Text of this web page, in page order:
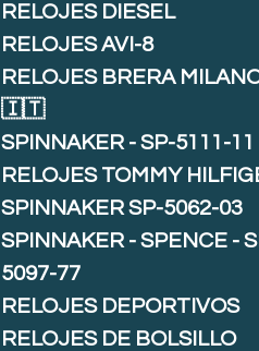
RELOJES DIESEL
RELOJES AVI-8
RELOJES BRERA
🇮🇹
SPINNAKER - SP-5111-11
RELOJES TOMMY
SPINNAKER SP-5062-03
SPINNAKER - SPENCE -
5097-77
RELOJES DEPORTIVOS
RELOJES DE BOLSILLO